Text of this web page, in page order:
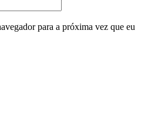
para a próxima vez que eu